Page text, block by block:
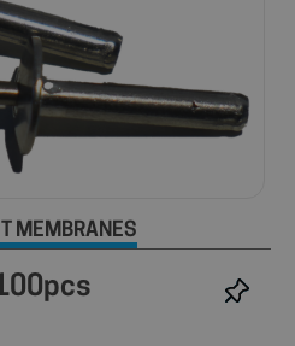
MEMBRANES